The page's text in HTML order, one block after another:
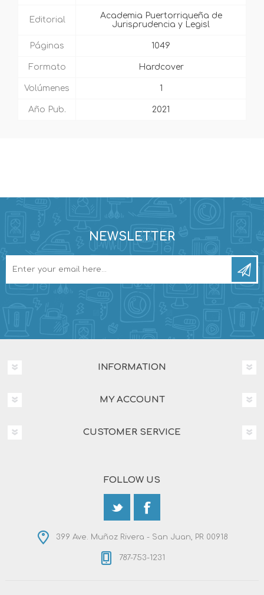
Editorial
Academia Puertorriqueña de
Jurisprudencia y Legisl
Páginas 1049
Formato Hardcover
Volúmenes 1
Año Pub. 2021
NEWSLETTER
INFORMATION
MY ACCOUNT
CUSTOMER SERVICE
FOLLOW US
399 Ave. Muñoz Rivera - San Juan, PR 00918
787-753-1231